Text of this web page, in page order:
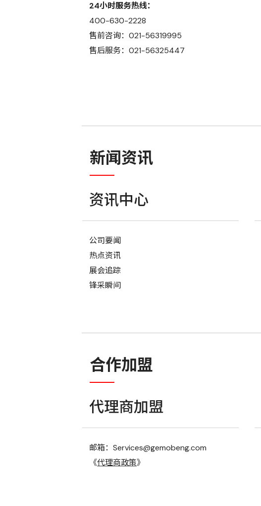
24小时服务热线：
400-630-2228
售前咨询：021-56319995
售后服务：021-56325447
新闻资讯
资讯中心
公司要闻
热点资讯
展会追踪
锋采瞬间
合作加盟
代理商加盟
邮箱：Services@gemobeng.com
《代理商政策》